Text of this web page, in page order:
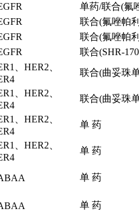
单药/联合(氟
联合(氟唑帕
联合(氟唑帕
联合(SHR-
、HER2、
联合(曲妥珠
、HER2、
联合(曲妥珠
、HER2、
单 药
、HER2、
单 药
单 药
单 药